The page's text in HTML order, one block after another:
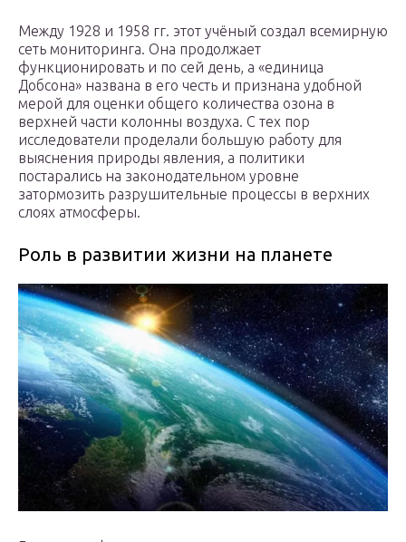
Между 1928 и 1958 гг. этот учёный создал всемирную
сеть мониторинга. Она продолжает
функционировать и по сей день, а «единица
Добсона» названа в его честь и признана удобной
мерой для оценки общего количества озона в
верхней части колонны воздуха. С тех пор
исследователи проделали большую работу для
выяснения природы явления, а политики
постарались на законодательном уровне
затормозить разрушительные процессы в верхних
слоях атмосферы.
Роль в развитии жизни на планете